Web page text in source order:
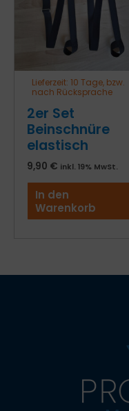
Lieferzeit: 10 Tage, bzw.
nach Rücksprache
2er Set
Beinschnüre
elastisch
9,90 € inkl. 19% MwSt.
In den
Warenkorb